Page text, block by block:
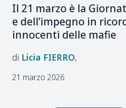
Il 21 marzo è la
e dell’impegno in
innocenti delle mafie
Licia FIERRO
21 marzo 2026